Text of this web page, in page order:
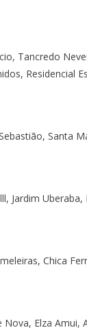
Tancredo
Residencial
Santa
Jardim
Chica
Elza Amui,